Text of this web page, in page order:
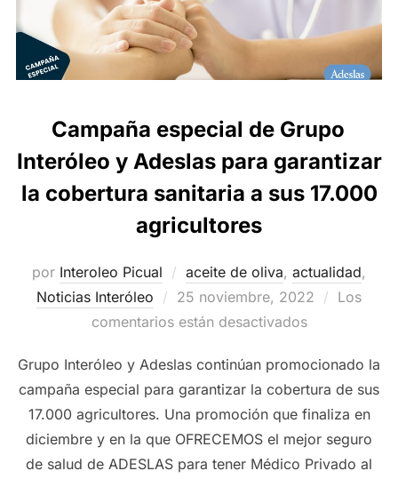
Campaña especial de Grupo
Interóleo y Adeslas para garantizar
la cobertura sanitaria a sus 17.000
agricultores
por Interoleo Picual aceite de oliva, actualidad,
Noticias Interóleo
Publicado
el
25 noviembre, 2022
Los
comentarios están desactivados
Grupo Interóleo y Adeslas continúan promocionado la
campaña especial para garantizar la cobertura de sus
17.000 agricultores. Una promoción que finaliza en
diciembre y en la que OFRECEMOS el mejor seguro
de salud de ADESLAS para tener Médico Privado al